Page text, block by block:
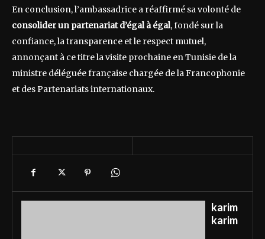
En conclusion, l’ambassadrice a réaffirmé sa volonté de
consolider un partenariat d’égal à égal, fondé sur la
confiance, la transparence et le respect mutuel,
annonçant à ce titre la visite prochaine en Tunisie de la
ministre déléguée française chargée de la Francophonie
et des Partenariats internationaux.
karim
karim